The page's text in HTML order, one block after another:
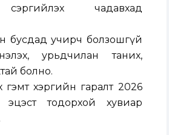
чадавхад
бусдад учирч болзошгүй
урьдчилан таних,
болно.
гэмт хэргийн гаралт 2026
тодорхой хувиар